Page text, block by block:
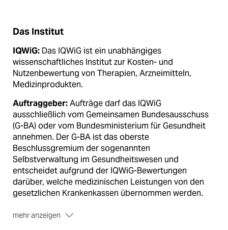
Das Institut
IQWiG: Das IQWiG ist ein unabhängiges
wissenschaftliches Institut zur Kosten- und
Nutzenbewertung von Therapien, Arzneimitteln,
Medizinprodukten.
Auftraggeber:Aufträge darf das IQWiG
ausschließlich vom Gemeinsamen Bundesausschuss
(G-BA) oder vom Bundesministerium für Gesundheit
annehmen. Der G-BA ist das oberste
Beschlussgremium der sogenannten
Selbstverwaltung im Gesundheitswesen und
entscheidet aufgrund der IQWiG-Bewertungen
darüber, welche medizinischen Leistungen von den
gesetzlichen Krankenkassen übernommen werden.
mehr anzeigen